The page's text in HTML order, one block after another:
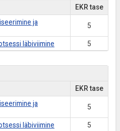
EKR tase
ja
5
läbiviimine 5
EKR tase
ja
5
läbiviimine 5